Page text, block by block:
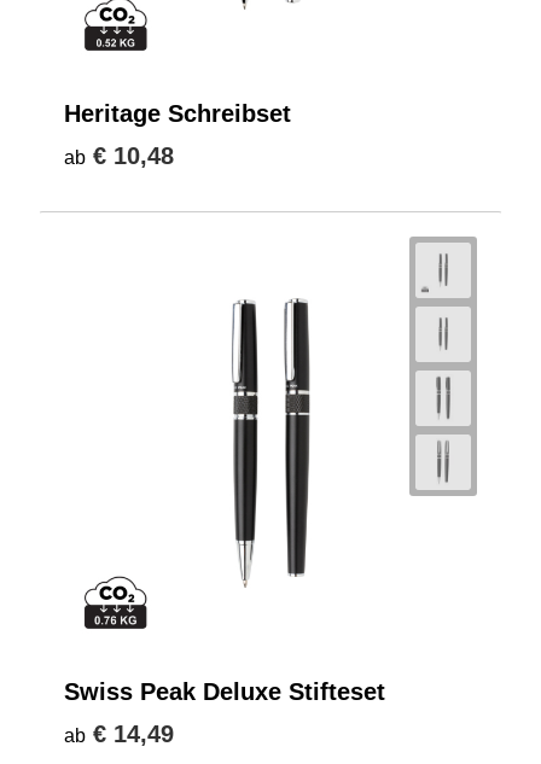
Heritage Schreibset
ab € 10,48
Swiss Peak Deluxe Stifteset
ab € 14,49